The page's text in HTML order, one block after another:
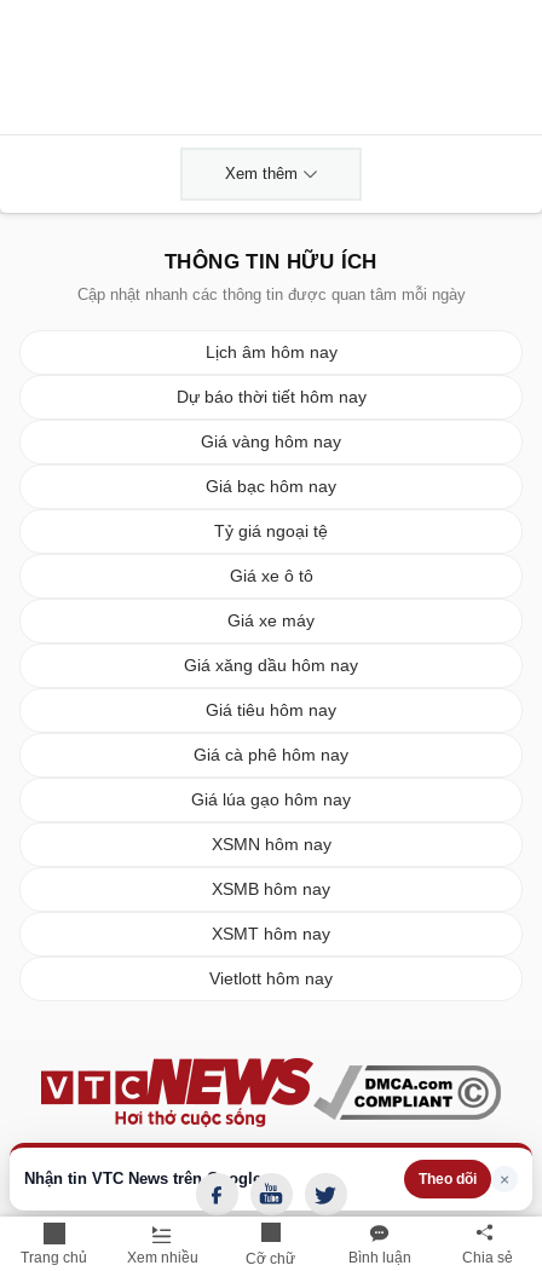
Trang chủ Xem nhiều Cỡ chữ Bình luận Chia sẻ
Nhận tin VTC News trên Google Theo dõi ×
Xem thêm
THÔNG TIN HỮU ÍCH
Cập nhật nhanh các thông tin được quan tâm mỗi ngày
Lịch âm hôm nay
Dự báo thời tiết hôm nay
Giá vàng hôm nay
Giá bạc hôm nay
Tỷ giá ngoại tệ
Giá xe ô tô
Giá xe máy
Giá xăng dầu hôm nay
Giá tiêu hôm nay
Giá cà phê hôm nay
Giá lúa gạo hôm nay
XSMN hôm nay
XSMB hôm nay
XSMT hôm nay
Vietlott hôm nay